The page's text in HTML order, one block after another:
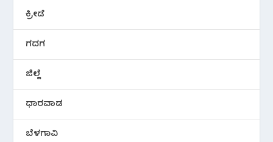
ಕ್ರೀಡೆ
ಗದಗ
ಜಿಲ್ಲೆ
ಧಾರವಾಡ
ಬೆಳಗಾವಿ